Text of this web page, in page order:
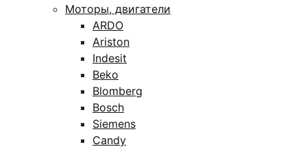
Моторы, двигатели
ARDO
Ariston
Indesit
Beko
Blomberg
Bosch
Siemens
Candy